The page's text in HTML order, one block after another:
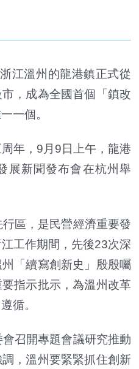
江溫州的龍港鎮正式從
，成為全國首個「鎮改
一個。
年，9月9日上午，龍港
展新聞發布會在杭州舉
區，是民營經濟重要發
工作期間，先後23次深
「續寫創新史」殷殷囑
指示批示，為溫州改革
循。
召開專題會議研究推動
，溫州要緊緊抓住創新